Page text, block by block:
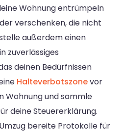
Wohnung entrümpeln
verschenken, die nicht
außerdem einen
zuverlässiges
deinen Bedürfnissen
Halteverbotszonevor
Wohnung und sammle
deine Steuererklärung.
bereite Protokolle für